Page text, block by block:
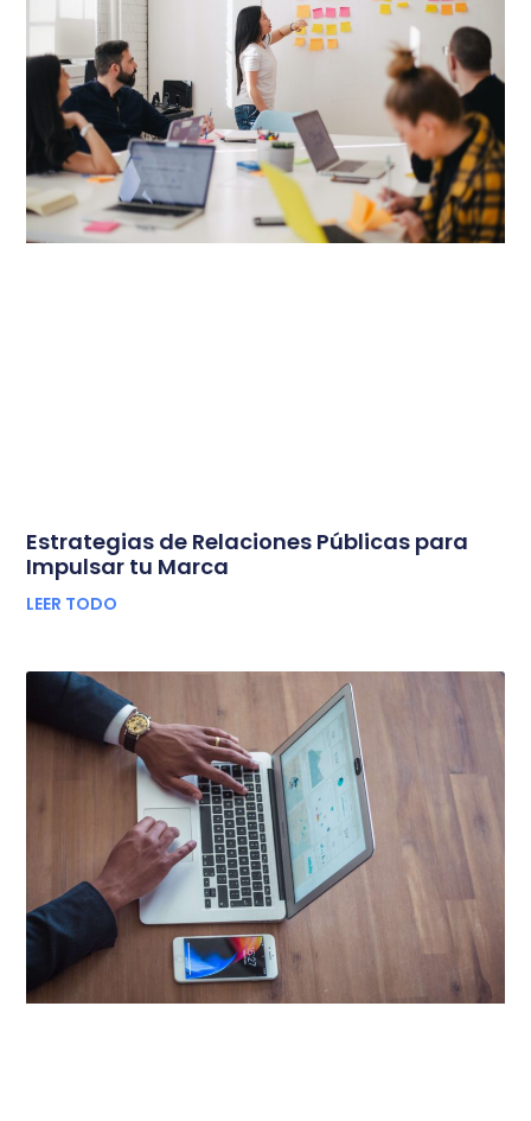
Estrategias de Relaciones Públicas para
Impulsar tu Marca
LEER TODO